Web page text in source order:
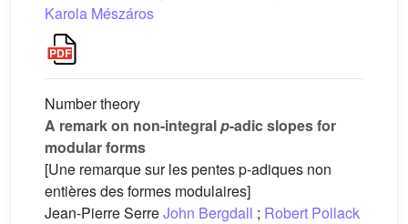
Karola Mészáros
Number theory
A remark on non-integralp-adic slopes for
modular forms
[Une remarque sur les pentes p-adiques non
entières des formes modulaires]
Jean-Pierre SerreJohn Bergdall ; Robert Pollack